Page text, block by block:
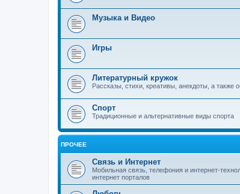
Музыка и Видео
Игры
Литературный кружок
Рассказы, стихи, креативы, анекдоты, а также
Спорт
Традиционные и альтернативные виды спорта
ПРОЧЕЕ
Связь и Интернет
Мобильная связь, телефония и интернет-
интернет порталов